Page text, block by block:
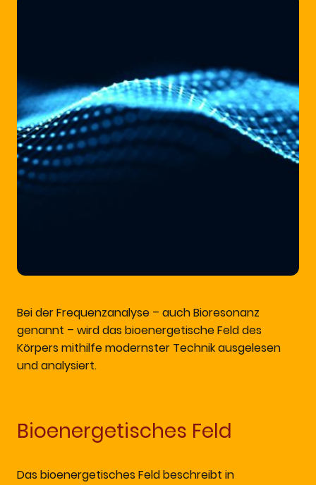
Bei der Frequenzanalyse – auch Bioresonanz
genannt – wird das bioenergetische Feld des
Körpers mithilfe modernster Technik ausgelesen
und analysiert.
Bioenergetisches Feld
Das bioenergetisches Feld beschreibt in